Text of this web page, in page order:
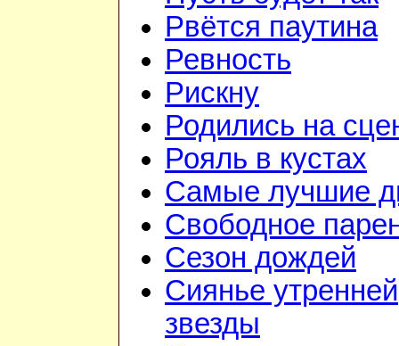
Рвётся паутина
Ревность
Рискну
Родились на
Рояль в кустах
Самые лучшие
Свободное
Сезон дождей
Сиянье утренней
звезды